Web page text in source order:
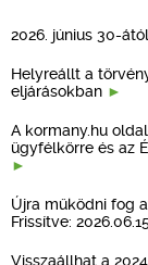
2026. június 30-
Helyreállt a
eljárásokban
A kormany.hu
ügyfélkörre és az
Újra működni fog
Frissítve: 2026.06.15.
Visszaállhat a